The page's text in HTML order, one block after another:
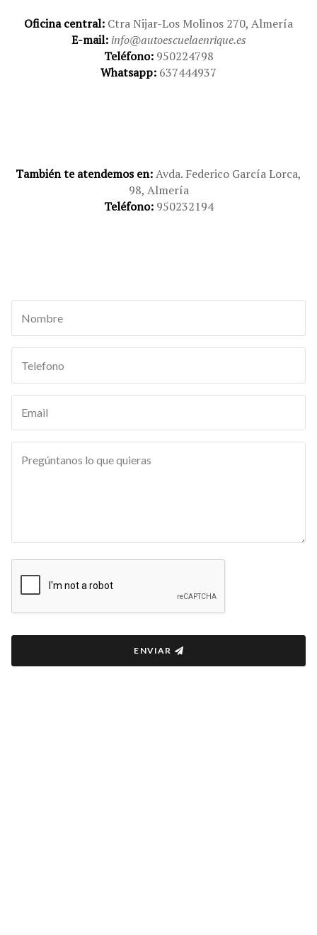
ENVIAR
Oficina central: Ctra Nijar-Los Molinos 270, Almería
E-mail:info@autoescuelaenrique.es
Teléfono:950224798
Whatsapp: 637444937
También te atendemos en:Avda. Federico García Lorca,
98, Almería
Teléfono:950232194